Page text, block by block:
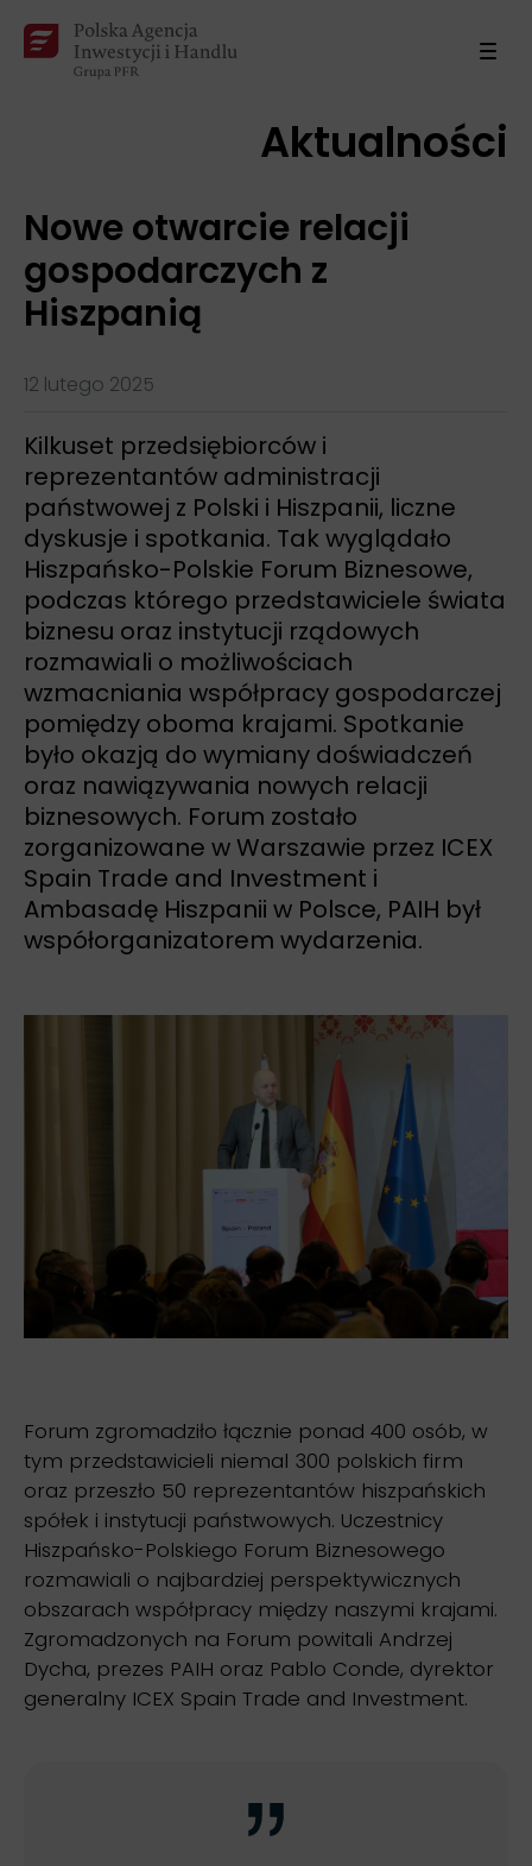
Aktualności
Nowe otwarcie relacji
gospodarczych z
Hiszpanią
12 lutego 2025
Kilkuset przedsiębiorców i
reprezentantów administracji
państwowej z Polski i Hiszpanii, liczne
dyskusje i spotkania. Tak wyglądało
Hiszpańsko-Polskie Forum Biznesowe,
podczas którego przedstawiciele świata
biznesu oraz instytucji rządowych
rozmawiali o możliwościach
wzmacniania współpracy gospodarczej
pomiędzy oboma krajami. Spotkanie
było okazją do wymiany doświadczeń
oraz nawiązywania nowych relacji
biznesowych. Forum zostało
zorganizowane w Warszawie przez ICEX
Spain Trade and Investment i
Ambasadę Hiszpanii w Polsce, PAIH był
współorganizatorem wydarzenia.
Forum zgromadziło łącznie ponad 400 osób, w
tym przedstawicieli niemal 300 polskich firm
oraz przeszło 50 reprezentantów hiszpańskich
spółek i instytucji państwowych. Uczestnicy
Hiszpańsko-Polskiego Forum Biznesowego
rozmawiali o najbardziej perspektywicznych
obszarach współpracy między naszymi krajami.
Zgromadzonych na Forum powitali Andrzej
Dycha, prezes PAIH oraz Pablo Conde, dyrektor
generalny ICEX Spain Trade and Investment.